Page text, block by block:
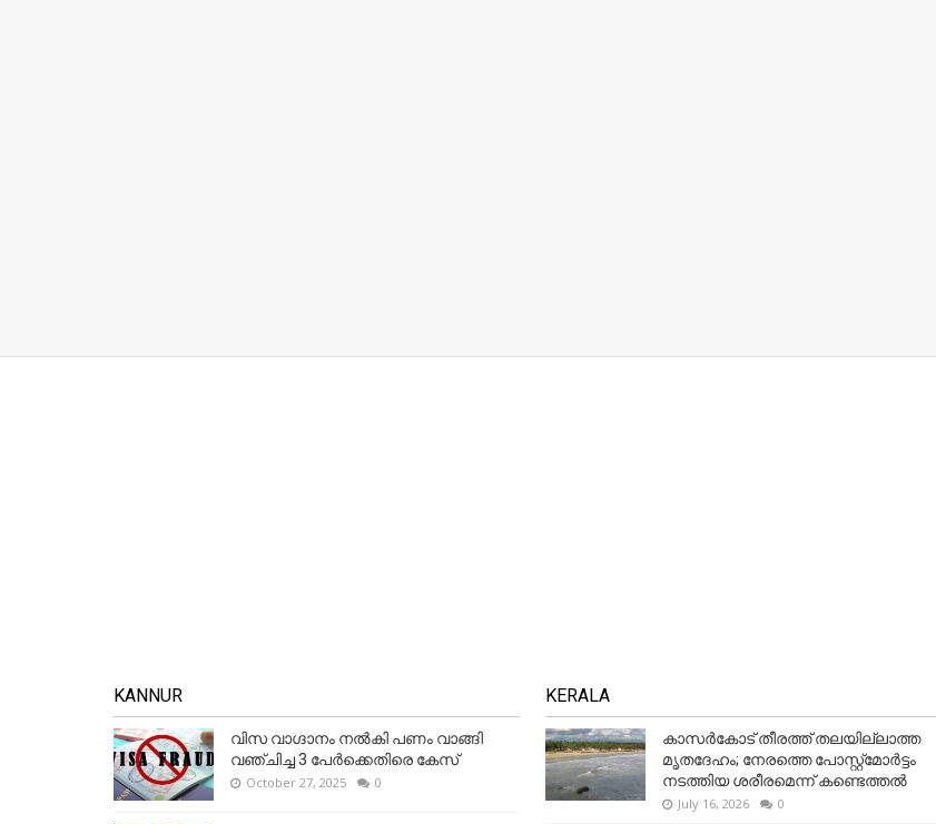
KANNUR
വിസ വാഗ്ദാനം നൽകി പണം വാങ്ങി
വഞ്ചിച്ച 3 പേർക്കെതിരെ കേസ്
October 27, 2025 0
KERALA
കാസർകോട് തീരത്ത് തലയില്ലാത്ത
മൃതദേഹം; നേരത്തെ പോസ്റ്റ്‌മോർട്ടം
നടത്തിയ ശരീരമെന്ന് കണ്ടെത്തൽ
July 16, 2026 0